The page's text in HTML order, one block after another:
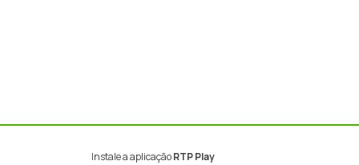
Instale a aplicaçãoRTP Play